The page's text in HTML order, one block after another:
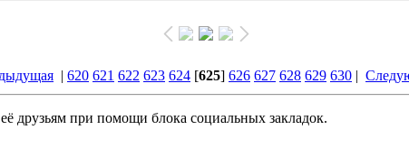
| 620 621 622 623 624 [625] 626 627 628 629 630 |
друзьям при помощи блока социальных закладок.